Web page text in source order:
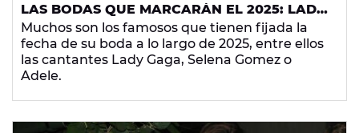
LAS BODAS QUE MARCARÁN EL 2025: LADY
GAGA, SELENA GOMEZ, ZENDAYA Y OTROS
FAMOSOS QUE SE CASAN
Muchos son los famosos que tienen fijada la
fecha de su boda a lo largo de 2025, entre ellos
las cantantes Lady Gaga, Selena Gomez o
Adele.